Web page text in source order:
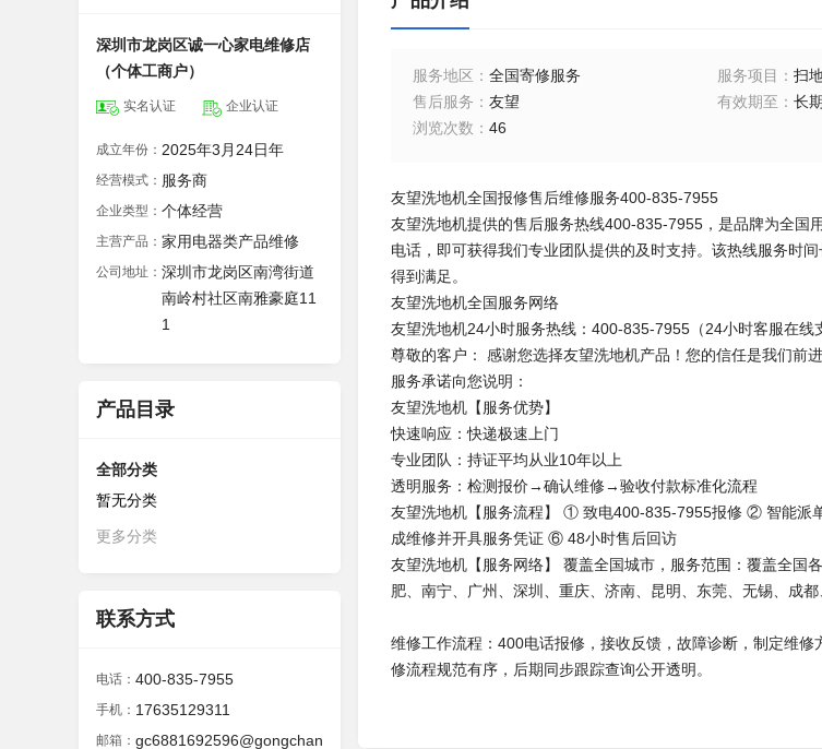
深圳市龙岗区诚一心家电维修店
（个体工商户）
实名认证 企业认证
成立年份： 2025年3月24日年
经营模式： 服务商
企业类型： 个体经营
主营产品： 家用电器类产品维修
公司地址： 深圳市龙岗区南湾街道
南岭村社区南雅豪庭11
1
产品目录
全部分类
暂无分类
更多分类
联系方式
电话： 400-835-7955
手机： 17635129311
邮箱： gc6881692596@gongchan
服务地区 ： 全国寄修服务 服务项目 ： 扫
售后服务 ： 友望 有效期至 ： 长
浏览次数 ： 46
友望洗地机全国报修售后维修服务400-835-7955
友望洗地机提供的售后服务热线400-835-7955，是品牌为全国
电话，即可获得我们专业团队提供的及时支持。该热线服务时
得到满足。
友望洗地机全国服务网络
友望洗地机24小时服务热线：400-835-7955（24小时客服在线
尊敬的客户： 感谢您选择友望洗地机产品！您的信任是我们前
服务承诺向您说明：
友望洗地机【服务优势】
快速响应：快递极速上门
专业团队：持证平均从业10年以上
透明服务：检测报价→确认维修→验收付款标准化流程
友望洗地机【服务流程】 ① 致电400-835-7955报修 ② 智能
成维修并开具服务凭证 ⑥ 48小时售后回访
友望洗地机【服务网络】 覆盖全国城市， 服务范围：覆盖全
肥、南宁、广州、深圳、重庆、济南、昆明、东莞、无锡、成
维修工作流程：400电话报修，接收反馈，故障诊断，制定维
修流程规范有序，后期同步跟踪查询公开透明。